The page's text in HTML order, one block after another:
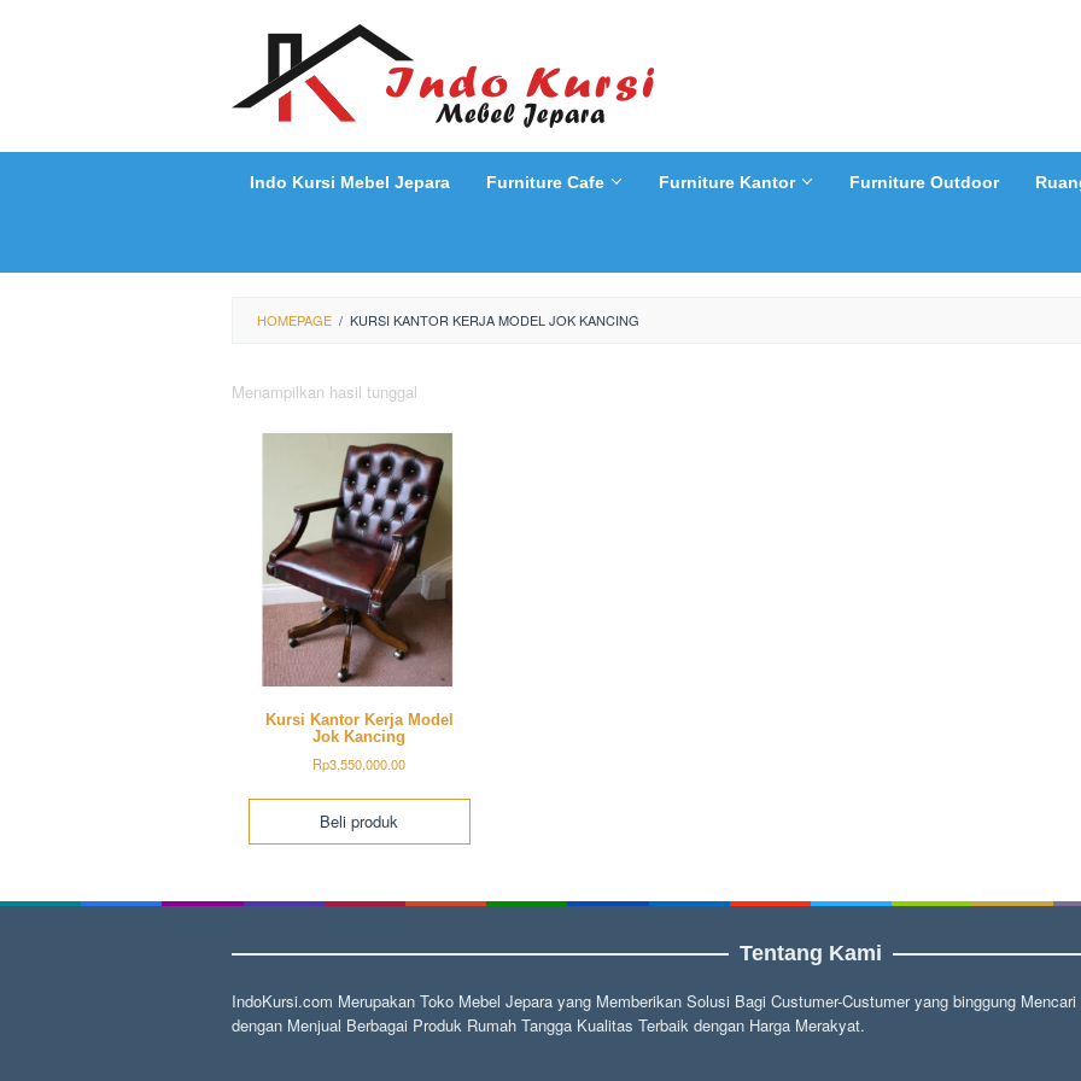
Indo Kursi Mebel Jepara Furniture Cafe Furniture Kantor Furniture Outdoor
HOMEPAGE / KURSI KANTOR KERJA MODEL JOK KANCING
Menampilkan hasil tunggal
Kursi Kantor Kerja Model
Jok Kancing
Rp3,550,000.00
Beli produk
Tentang Kami
IndoKursi.com Merupakan Toko Mebel Jepara yang Memberikan Solusi Bagi Custumer-Custumer yang binggung
dengan Menjual Berbagai Produk Rumah Tangga Kualitas Terbaik dengan Harga Merakyat.